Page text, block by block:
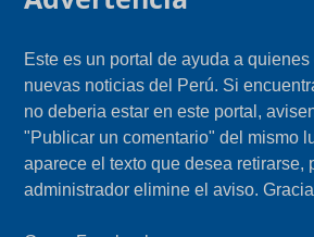
Este es un portal de ayuda a
nuevas noticias del Perú. Si
no deberia estar en este portal,
"Publicar un comentario" del mismo
aparece el texto que desea retirarse,
administrador elimine el aviso.